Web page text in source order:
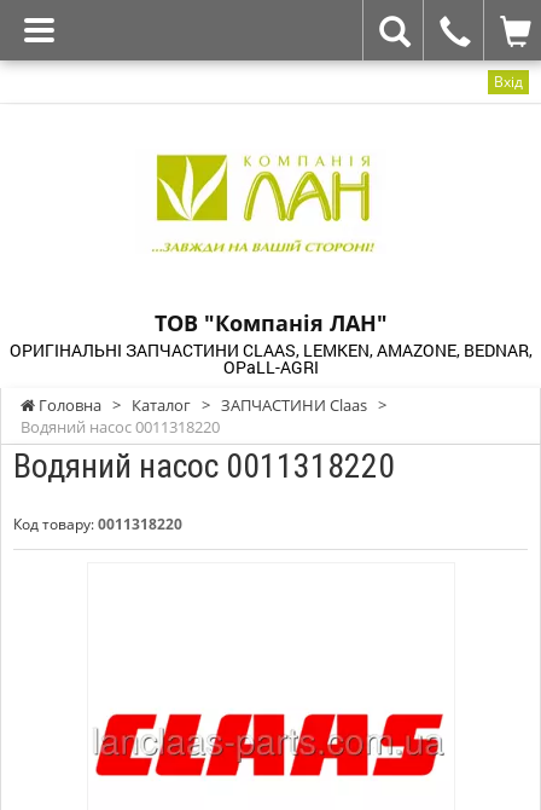
Вхід
ТОВ "Компанія ЛАН"
ОРИГІНАЛЬНІ ЗАПЧАСТИНИ CLAAS, LEMKEN, AMAZONE, BEDNAR,
OPaLL-AGRI
Головна > Каталог > ЗАПЧАСТИНИ Claas >
Водяний насос 0011318220
Водяний насос 0011318220
Код товару:0011318220